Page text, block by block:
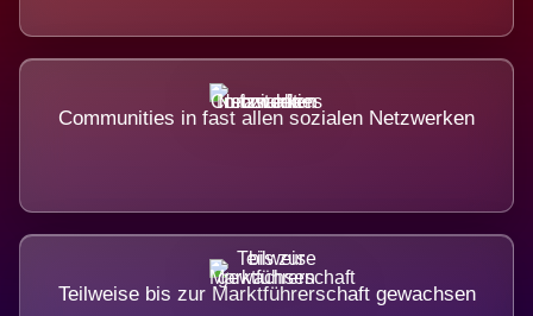
Communities in fast allen sozialen Netzwerken
Teilweise bis zur Marktführerschaft gewachsen